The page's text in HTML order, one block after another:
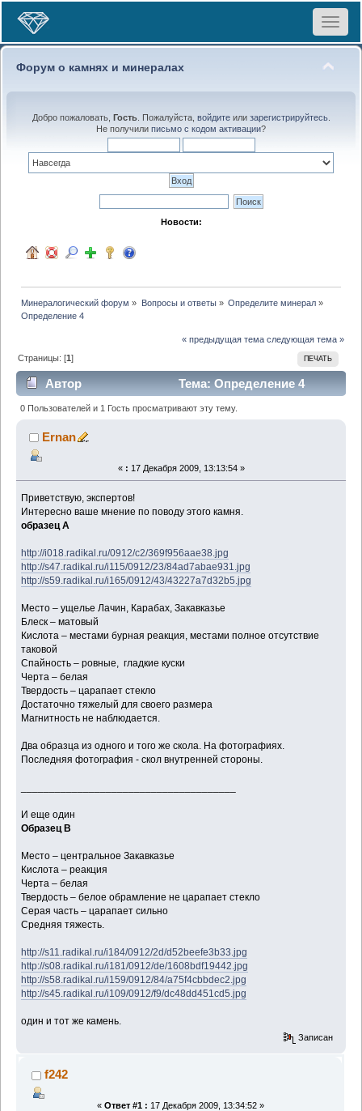
Toggle
Форум о камнях и минералах
Добро пожаловать, Гость. Пожалуйста, войдитеили зарегистрируйтесь.
Не получили письмо с кодом активации?
Новости:
Минералогический форум » Вопросы и ответы» Определите минерал»
Определение 4
« предыдущая тема следующая тема »
ПЕЧАТЬ
Страницы: [1]
Автор
Тема: Определение 4
(Прочитано 1675 раз)
0 Пользователей и 1 Гость просматривают эту тему.
Ernan
« : 17 Декабря 2009, 13:13:54 »
Приветствую, экспертов!
Интересно ваше мнение по поводу этого камня.
образец А
http://i018.radikal.ru/0912/c2/369f956aae38.jpg
http://s47.radikal.ru/i115/0912/23/84ad7abae931.jpg
http://s59.radikal.ru/i165/0912/43/43227a7d32b5.jpg
Место – ущелье Лачин, Карабах, Закавказье
Блеск – матовый
Кислота – местами бурная реакция, местами полное отсутствие
таковой
Спайность – ровные, гладкие куски
Черта – белая
Твердость – царапает стекло
Достаточно тяжелый для своего размера
Магнитность не наблюдается.
Два образца из одного и того же скола. На фотографиях.
Последняя фотография - скол внутренней стороны.
И еще один
Образец В
Место – центральное Закавказье
Кислота – реакция
Черта – белая
Твердость – белое обрамление не царапает стекло
Серая часть – царапает сильно
Средняя тяжесть.
http://s11.radikal.ru/i184/0912/2d/d52beefe3b33.jpg
http://s08.radikal.ru/i181/0912/de/1608bdf19442.jpg
http://s58.radikal.ru/i159/0912/84/a75f4cbbdec2.jpg
http://s45.radikal.ru/i109/0912/f9/dc48dd451cd5.jpg
один и тот же камень.
Записан
f242
« Ответ #1 : 17 Декабря 2009, 13:34:52 »